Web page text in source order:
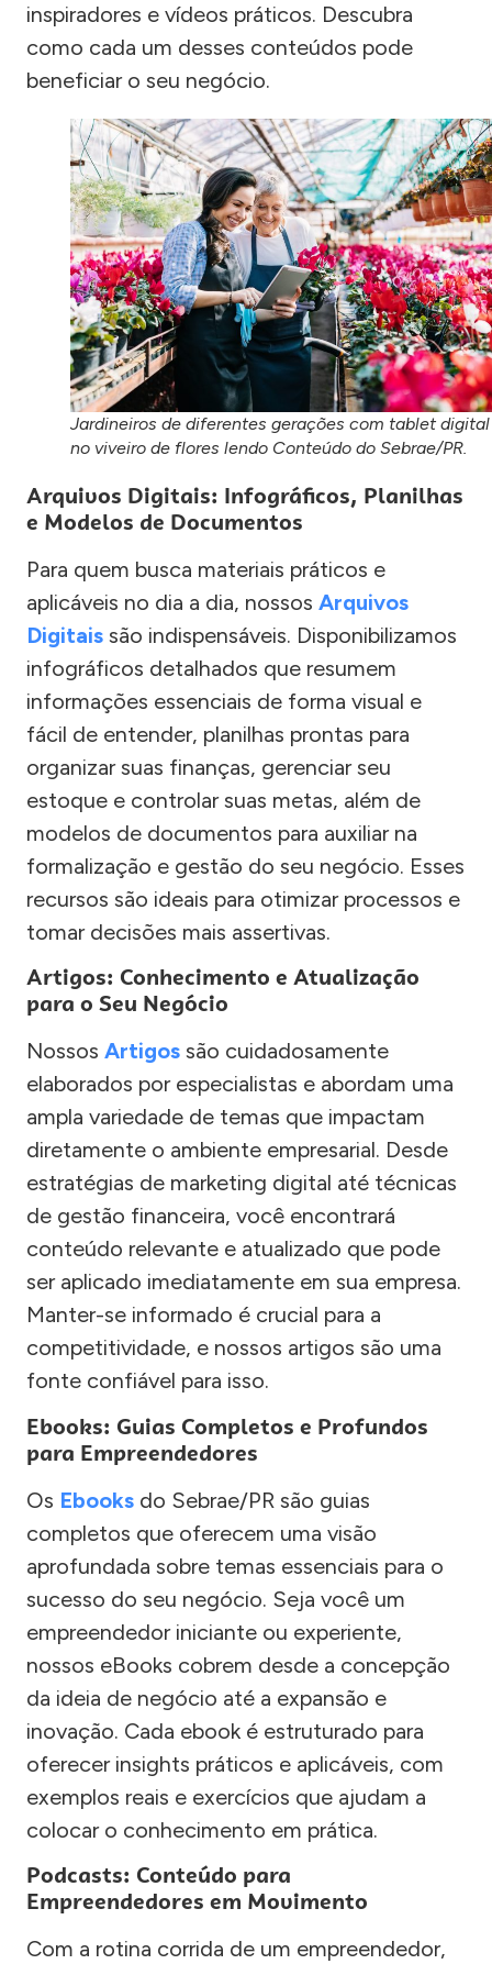
inspiradores e vídeos práticos. Descubra
como cada um desses conteúdos pode
beneficiar o seu negócio.
Jardineiros de diferentes gerações com tablet digital
no viveiro de flores lendo Conteúdo do Sebrae/PR.
Arquivos Digitais: Infográficos, Planilhas
e Modelos de Documentos
Para quem busca materiais práticos e
aplicáveis no dia a dia, nossos Arquivos
Digitais são indispensáveis. Disponibilizamos
infográficos detalhados que resumem
informações essenciais de forma visual e
fácil de entender, planilhas prontas para
organizar suas finanças, gerenciar seu
estoque e controlar suas metas, além de
modelos de documentos para auxiliar na
formalização e gestão do seu negócio. Esses
recursos são ideais para otimizar processos e
tomar decisões mais assertivas.
Artigos: Conhecimento e Atualização
para o Seu Negócio
Nossos Artigos são cuidadosamente
elaborados por especialistas e abordam uma
ampla variedade de temas que impactam
diretamente o ambiente empresarial. Desde
estratégias de marketing digital até técnicas
de gestão financeira, você encontrará
conteúdo relevante e atualizado que pode
ser aplicado imediatamente em sua empresa.
Manter-se informado é crucial para a
competitividade, e nossos artigos são uma
fonte confiável para isso.
Ebooks: Guias Completos e Profundos
para Empreendedores
Os Ebooks do Sebrae/PR são guias
completos que oferecem uma visão
aprofundada sobre temas essenciais para o
sucesso do seu negócio. Seja você um
empreendedor iniciante ou experiente,
nossos eBooks cobrem desde a concepção
da ideia de negócio até a expansão e
inovação. Cada ebook é estruturado para
oferecer insights práticos e aplicáveis, com
exemplos reais e exercícios que ajudam a
colocar o conhecimento em prática.
Podcasts: Conteúdo para
Empreendedores em Movimento
Com a rotina corrida de um empreendedor,